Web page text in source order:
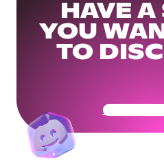
HAVE
YOU
TO
Get Your